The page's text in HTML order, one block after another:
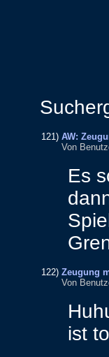
121) AW:
Von
Es
122) Zeugung
Von
ist